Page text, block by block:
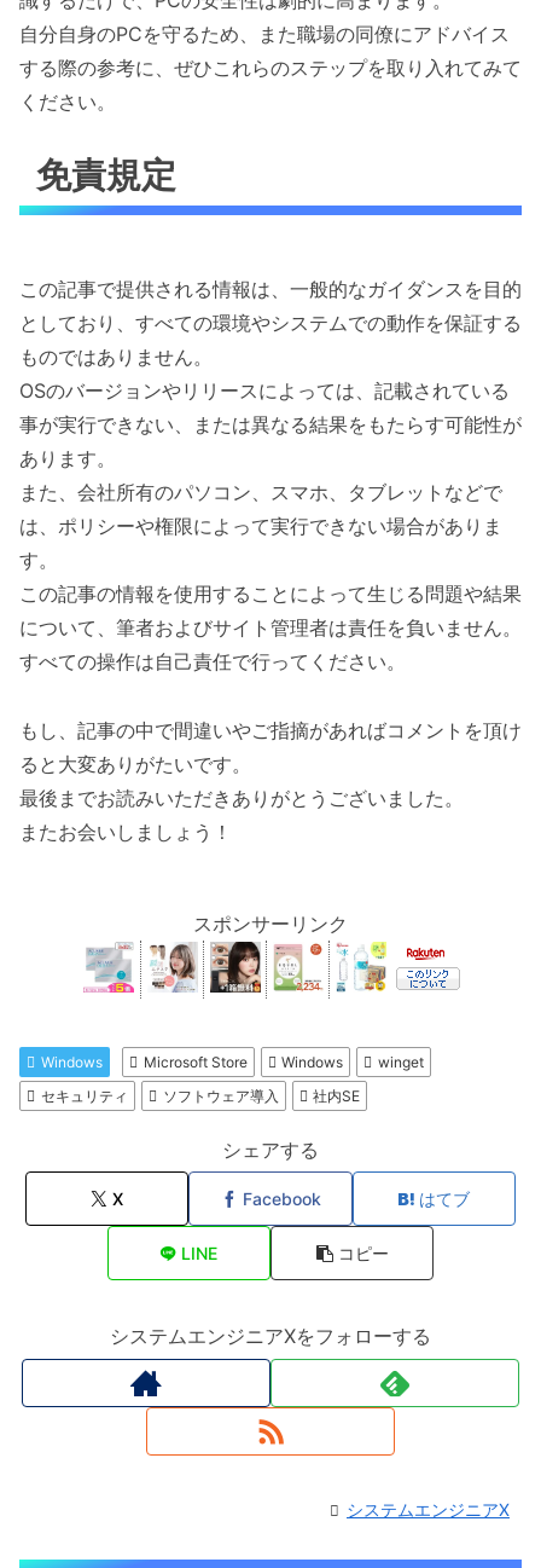
自分自身のPCを守るため、また職場の同僚にアドバイス
する際の参考に、ぜひこれらのステップを取り入れてみて
ください。
免責規定
この記事で提供される情報は、一般的なガイダンスを目的
としており、すべての環境やシステムでの動作を保証する
ものではありません。
OSのバージョンやリリースによっては、記載されている
事が実行できない、または異なる結果をもたらす可能性が
あります。
また、会社所有のパソコン、スマホ、タブレットなどで
は、ポリシーや権限によって実行できない場合がありま
す。
この記事の情報を使用することによって生じる問題や結果
について、筆者およびサイト管理者は責任を負いません。
すべての操作は自己責任で行ってください。
もし、記事の中で間違いやご指摘があればコメントを頂け
ると大変ありがたいです。
最後までお読みいただきありがとうございました。
またお会いしましょう！
スポンサーリンク
Windows Microsoft Store Windows
winget
セキュリティ
ソフトウェア導入 社内SE
シェアする
X Facebook はてブ
LINE コピー
システムエンジニアXをフォローする
システムエンジニアX